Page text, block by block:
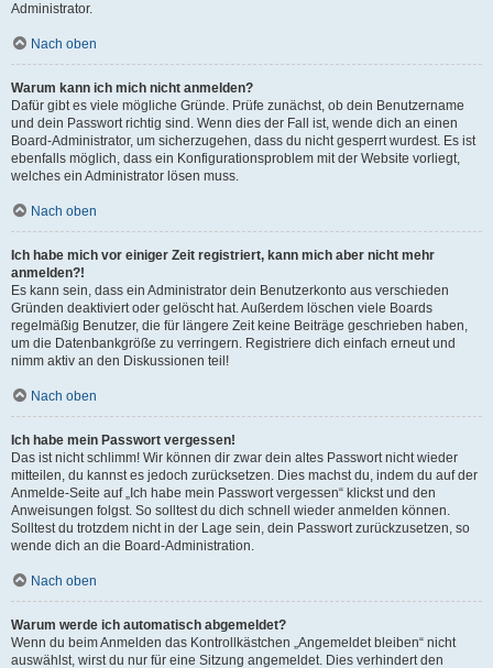
Administrator.
Nach oben
Warum kann ich mich nicht anmelden?
Dafür gibt es viele mögliche Gründe. Prüfe zunächst, ob dein Benutzername
und dein Passwort richtig sind. Wenn dies der Fall ist, wende dich an einen
Board-Administrator, um sicherzugehen, dass du nicht gesperrt wurdest. Es ist
ebenfalls möglich, dass ein Konfigurationsproblem mit der Website vorliegt,
welches ein Administrator lösen muss.
Nach oben
Ich habe mich vor einiger Zeit registriert, kann mich aber nicht mehr
anmelden?!
Es kann sein, dass ein Administrator dein Benutzerkonto aus verschieden
Gründen deaktiviert oder gelöscht hat. Außerdem löschen viele Boards
regelmäßig Benutzer, die für längere Zeit keine Beiträge geschrieben haben,
um die Datenbankgröße zu verringern. Registriere dich einfach erneut und
nimm aktiv an den Diskussionen teil!
Nach oben
Ich habe mein Passwort vergessen!
Das ist nicht schlimm! Wir können dir zwar dein altes Passwort nicht wieder
mitteilen, du kannst es jedoch zurücksetzen. Dies machst du, indem du auf der
Anmelde-Seite auf „Ich habe mein Passwort vergessen“ klickst und den
Anweisungen folgst. So solltest du dich schnell wieder anmelden können.
Solltest du trotzdem nicht in der Lage sein, dein Passwort zurückzusetzen, so
wende dich an die Board-Administration.
Nach oben
Warum werde ich automatisch abgemeldet?
Wenn du beim Anmelden das Kontrollkästchen „Angemeldet bleiben“ nicht
auswählst, wirst du nur für eine Sitzung angemeldet. Dies verhindert den